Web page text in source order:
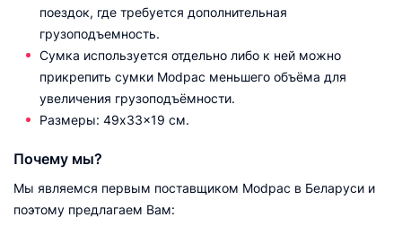
поездок, где требуется дополнительная
грузоподъемность.
Сумка используется отдельно либо к ней можно
прикрепить сумки Modpac меньшего объёма для
увеличения грузоподъёмности.
Размеры: 49x33x19 см.
Почему мы?
Мы являемся первым поставщиком Modpac в Беларуси и
поэтому предлагаем Вам: